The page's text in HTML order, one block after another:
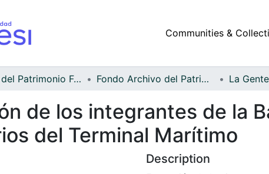
Communities &
Archivo del Patrimonio Fotográfico y Fílmico del Valle del Cauca Fondo Archivo del Patrimonio Fotográfico y Fílmico del Valle del Cauca La Gente
de los integrantes de la
del Terminal Marítimo
Description